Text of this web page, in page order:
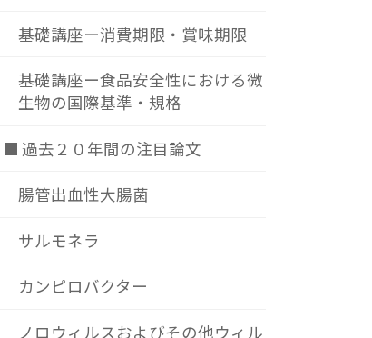
基礎講座ー消費期限・賞味期限
基礎講座ー食品安全性における微
生物の国際基準・規格
■ 過去２０年間の注目論文
腸管出血性大腸菌
サルモネラ
カンピロバクター
ノロウィルスおよびその他ウィル